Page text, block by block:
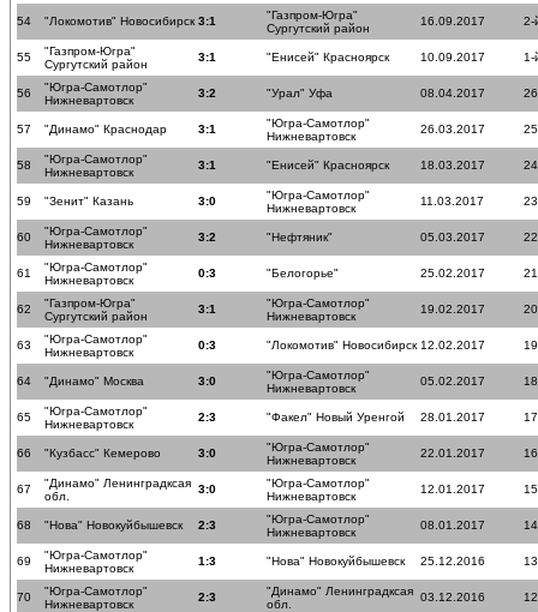
54 "Локомотив" Новосибирск 3:1
"Газпром-Югра"
Сургутский район
16.09.2017 2-
55
"Газпром-Югра"
Сургутский район
3:1 "Енисей" Красноярск 10.09.2017 1-
56
"Югра-Самотлор"
Нижневартовск
3:2 "Урал" Уфа 08.04.2017
57 "Динамо" Краснодар 3:1
"Югра-Самотлор"
Нижневартовск
26.03.2017
58
"Югра-Самотлор"
Нижневартовск
3:1 "Енисей" Красноярск 18.03.2017
59 "Зенит" Казань 3:0
"Югра-Самотлор"
Нижневартовск
11.03.2017
60
"Югра-Самотлор"
Нижневартовск
3:2 "Нефтяник" 05.03.2017
61
"Югра-Самотлор"
Нижневартовск
0:3 "Белогорье" 25.02.2017
62
"Газпром-Югра"
Сургутский район
3:1
"Югра-Самотлор"
Нижневартовск
19.02.2017
63
"Югра-Самотлор"
Нижневартовск
0:3 "Локомотив" Новосибирск 12.02.2017
64 "Динамо" Москва 3:0
"Югра-Самотлор"
Нижневартовск
05.02.2017
65
"Югра-Самотлор"
Нижневартовск
2:3 "Факел" Новый Уренгой 28.01.2017
66 "Кузбасс" Кемерово 3:0
"Югра-Самотлор"
Нижневартовск
22.01.2017
67
"Динамо" Ленинградксая
обл.
3:0
"Югра-Самотлор"
Нижневартовск
12.01.2017
68 "Нова" Новокуйбышевск 2:3
"Югра-Самотлор"
Нижневартовск
08.01.2017
69
"Югра-Самотлор"
Нижневартовск
1:3 "Нова" Новокуйбышевск 25.12.2016
70
"Югра-Самотлор"
Нижневартовск
2:3
"Динамо" Ленинградксая
обл.
03.12.2016